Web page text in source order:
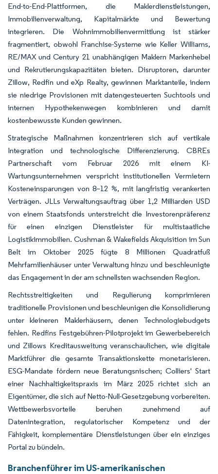
End-to-End-Plattformen, die Maklerdienstleistungen,
Immobilienverwaltung, Kapitalmärkte und Bewertung
integrieren. Die Wohnimmobilienvermittlung ist stärker
fragmentiert, obwohl Franchise-Systeme wie Keller Williams,
RE/MAX und Century 21 unabhängigen Maklern Markenhebel
und Rekrutierungskapazitäten bieten. Disruptoren, darunter
Zillow, Redfin und eXp Realty, gewinnen Marktanteile, indem
sie niedrige Provisionen mit datengesteuerten Suchtools und
internen Hypothekenwegen kombinieren und damit
kostenbewusste Kunden gewinnen.
Strategische Maßnahmen konzentrieren sich auf vertikale
Integration und technologische Differenzierung. CBREs
Partnerschaft vom Februar 2026 mit einem KI-
Wartungsunternehmen verspricht institutionellen Vermietern
Kosteneinsparungen von 8–12 %, mit langfristig verankerten
Verträgen. JLLs Verwaltungsauftrag über 1,2 Milliarden USD
von einem Staatsfonds unterstreicht die Investorenpräferenz
für einen einzigen Dienstleister für multistaatliche
Logistikimmobilien. Cushman & Wakefields Akquisition im Sun
Belt im Oktober 2025 fügte 8 Millionen Quadratfuß
Mehrfamilienhäuser unter Verwaltung hinzu und beschleunigte
das Engagement in der am schnellsten wachsenden Region.
Rechtsstreitigkeiten und Regulierung komprimieren
traditionelle Provisionen und beschleunigen die Konsolidierung
unter kleineren Maklerhäusern, denen Technologiebudgets
fehlen. Redfins Festgebühren-Pilotprojekt im Gewerbebereich
und Zillows Kreditausweitung veranschaulichen, wie digitale
Marktführer die gesamte Transaktionskette monetarisieren.
ESG-Mandate fördern neue Beratungsnischen; Colliers' Start
einer Nachhaltigkeitspraxis im März 2025 richtet sich an
Eigentümer, die sich auf Netto-Null-Gesetzgebung vorbereiten.
Wettbewerbsvorteile beruhen zunehmend auf
Datenintegration, regulatorischer Kompetenz und der
Fähigkeit, komplementäre Dienstleistungen über ein einziges
Portal zu bündeln.
Branchenführer im US-amerikanischen